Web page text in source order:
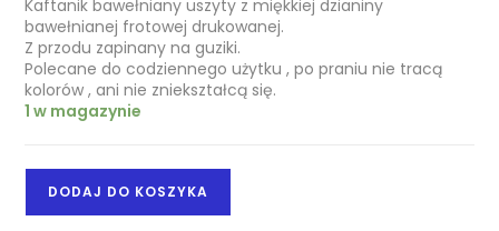
Kaftanik bawełniany uszyty z miękkiej dzianiny
bawełnianej frotowej drukowanej.
Z przodu zapinany na guziki.
Polecane do codziennego użytku , po praniu nie tracą
kolorów , ani nie zniekształcą się.
1 w magazynie
DODAJ DO KOSZYKA